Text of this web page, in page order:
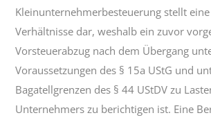
Kleinunternehmerbesteuerung stellt
Verhältnisse dar, weshalb ein zuvor
Vorsteuerabzug nach dem Übergang
Voraussetzungen des § 15a UStG und
Bagatellgrenzen des § 44 UStDV zu
Unternehmers zu berichtigen ist. Eine